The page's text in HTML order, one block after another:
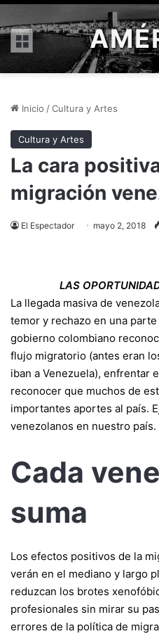
Menú
Inicio /Cultura y Artes
Cultura y Artes
La cara
migración
El Espectador mayo 2, 2018
LAS
La llegada masiva de
temor y rechazo en una
gobierno colombiano
flujo migratorio (antes eran
iban a Venezuela), enfrentar
reconocer que muchos de
importantes aportes al país.
venezolanos en nuestro país.
Cada
suma
Los efectos positivos de la
verán en el mediano y largo
reduzcan los brotes
profesionales sin mirar su
errores de la política de